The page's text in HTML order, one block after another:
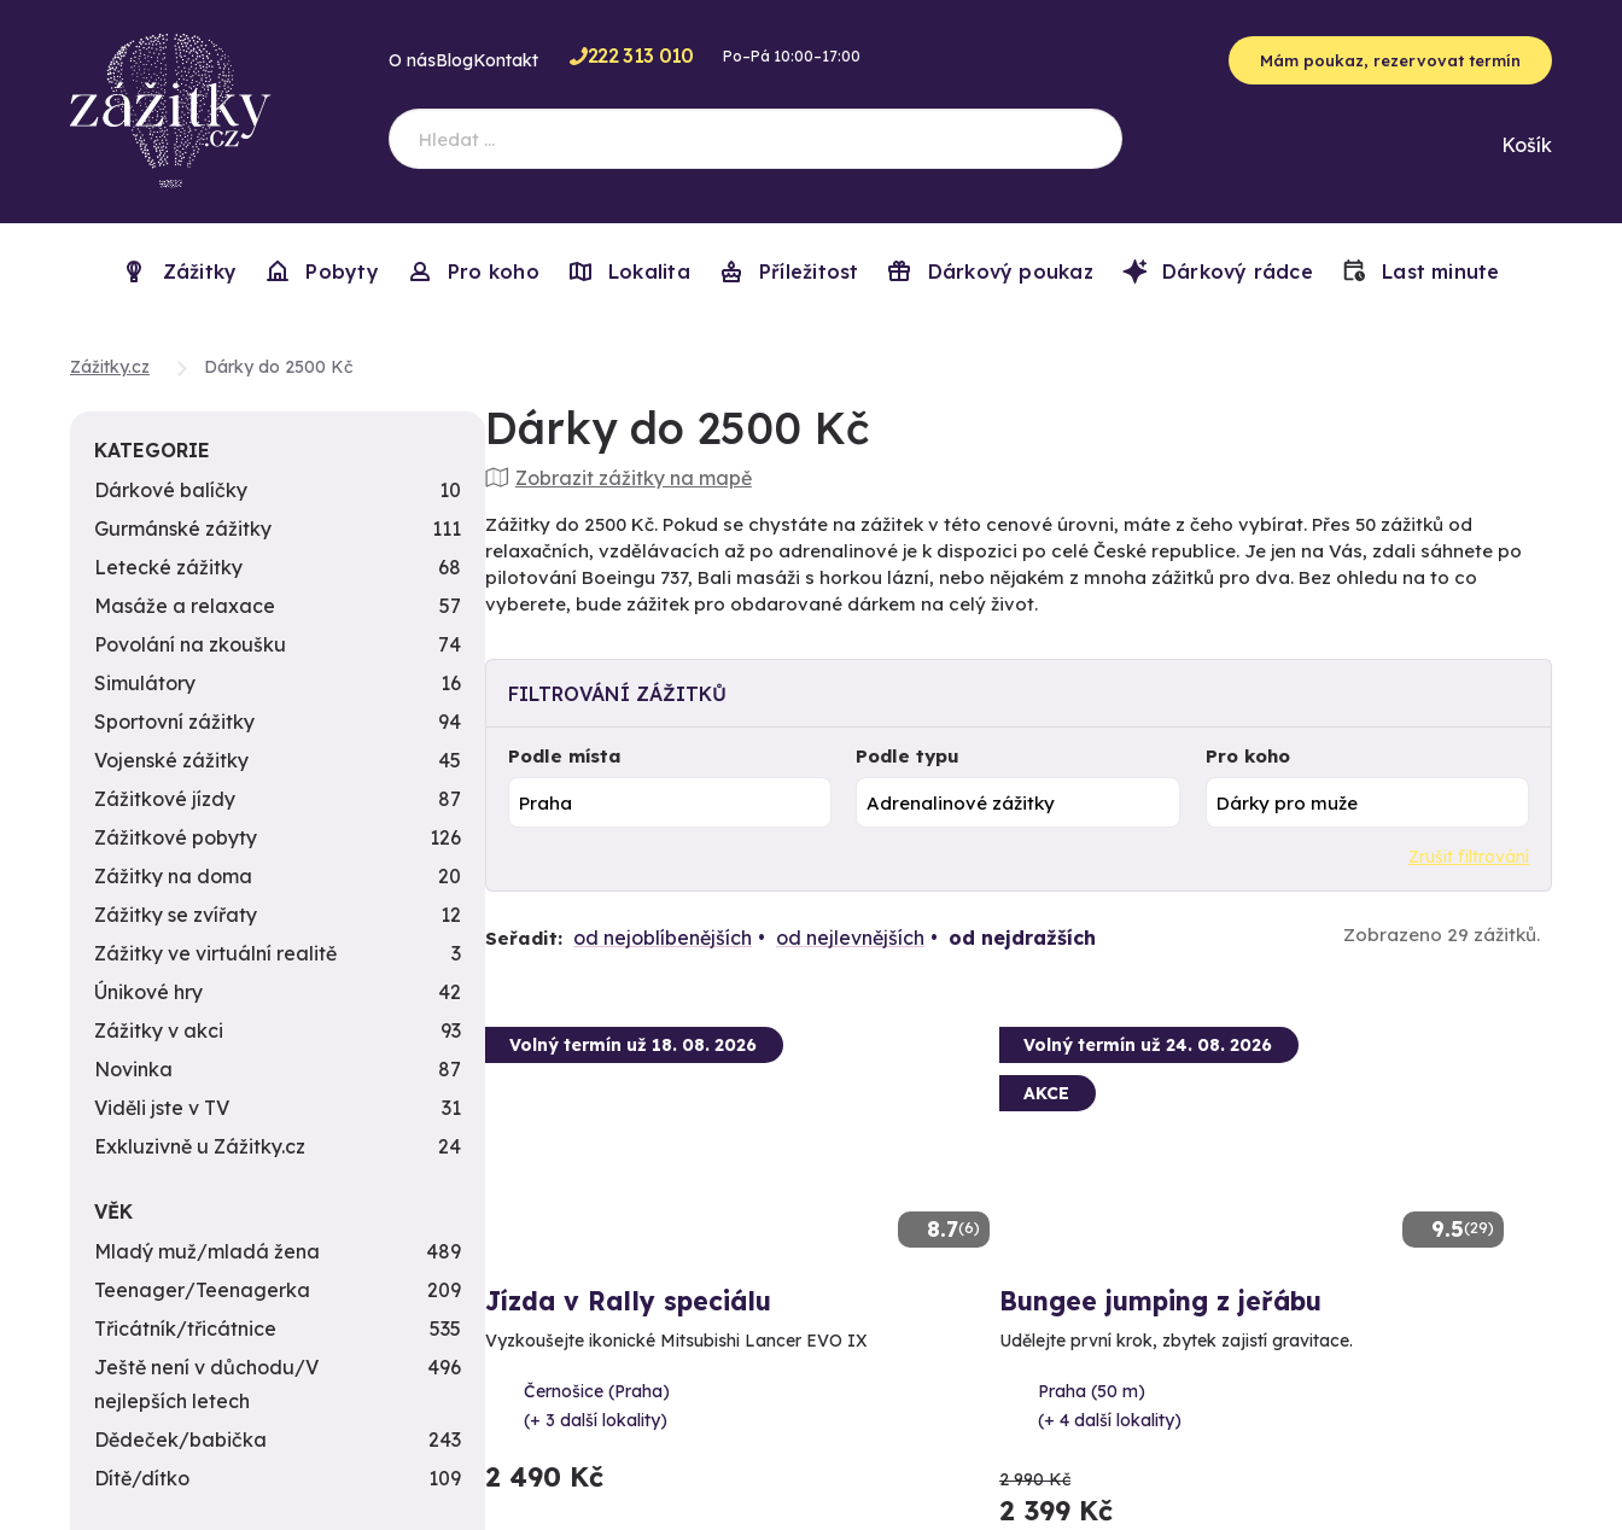
O násBlogKontakt 222 313 010 Po–Pá 10:00–17:00 Mám poukaz, rezervovat termín
Košík
Zážitky Pobyty Pro koho Lokalita Příležitost Dárkový poukaz Dárkový rádce Last minute
Zážitky.cz Dárky do 2500 Kč
Dárky do 2500 Kč
Zobrazit zážitky na mapě
Zážitky do 2500 Kč. Pokud se chystáte na zážitek v této cenové úrovni, máte z čeho vybírat. Přes 50 zážitků od
relaxačních, vzdělávacích až po adrenalinové je k dispozici po celé České republice. Je jen na Vás, zdali sáhnete po
pilotování Boeingu 737, Bali masáži s horkou lázní, nebo nějakém z mnoha zážitků pro dva. Bez ohledu na to co
vyberete, bude zážitek pro obdarované dárkem na celý život.
FILTROVÁNÍ ZÁŽITKŮ
Podle místa Podle typu Pro koho
Zrušit filtrování
Seřadit: od nejoblíbenějších od nejlevnějších od nejdražších Zobrazeno 29 zážitků.
8.7(6)
Volný termín už 18. 08. 2026
Jízda v Rally speciálu
Vyzkoušejte ikonické Mitsubishi Lancer EVO IX
Černošice (Praha)
(+ 3 další lokality)
2 490 Kč
9.5(29)
Volný termín už 24. 08. 2026
AKCE
Bungee jumping z jeřábu
Udělejte první krok, zbytek zajistí gravitace.
Praha (50 m)
(+ 4 další lokality)
2 990 Kč
2 399 Kč
KATEGORIE
Dárkové balíčky
10
Gurmánské zážitky
111
Letecké zážitky
68
Masáže a relaxace
57
Povolání na zkoušku
74
Simulátory
16
Sportovní zážitky
94
Vojenské zážitky
45
Zážitkové jízdy
87
Zážitkové pobyty
126
Zážitky na doma
20
Zážitky se zvířaty
12
Zážitky ve virtuální realitě
3
Únikové hry
42
Zážitky v akci
93
Novinka
87
Viděli jste v TV
31
Exkluzivně u Zážitky.cz
24
VĚK
Mladý muž/mladá žena
489
Teenager/Teenagerka
209
Třicátník/třicátnice
535
Ještě není v důchodu/V
nejlepších letech
496
Dědeček/babička
243
Dítě/dítko
109